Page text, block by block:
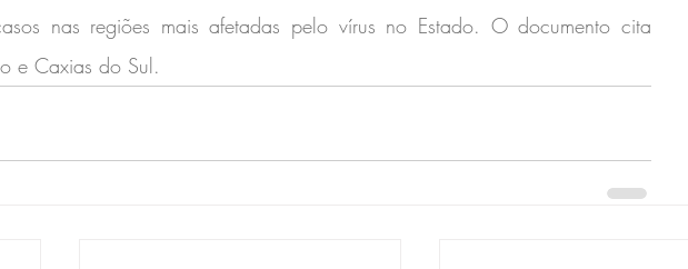
nas regiões mais afetadas pelo vírus no Estado. O documento cita
e Caxias do Sul.